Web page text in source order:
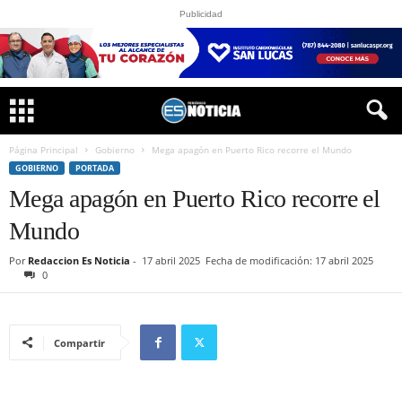
Publicidad
Página Principal Gobierno Mega apagón en Puerto Rico recorre el Mundo
GOBIERNO PORTADA
Mega apagón en Puerto Rico recorre el
Mundo
Por Redaccion Es Noticia - 17 abril 2025 Fecha de modificación: 17 abril 2025
0
Compartir